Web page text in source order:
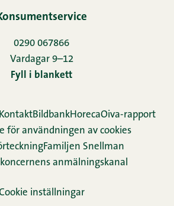
0290 067866
Vardagar 9–12
Fyll i blankett
BildbankHorecaOiva-rapport
för användningen av cookies
Familjen Snellman
anmälningskanal
inställningar